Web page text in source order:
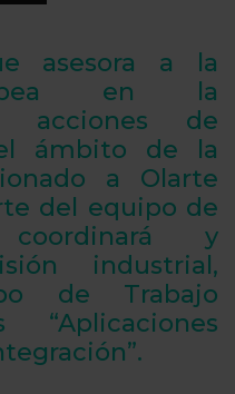
asesora a la
en la
acciones de
ámbito de la
a Olarte
del equipo de
y
industrial,
de Trabajo